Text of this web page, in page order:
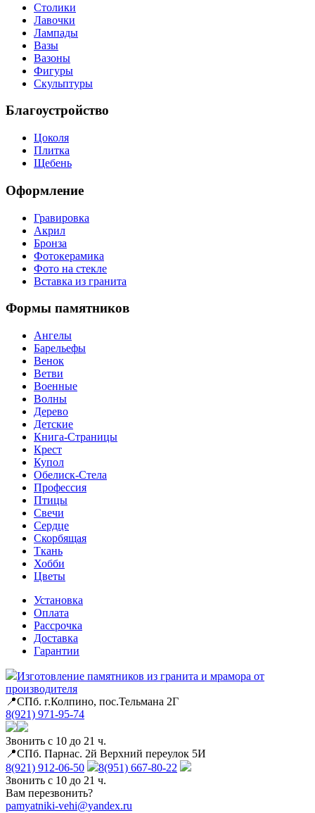
Столики
Лавочки
Лампады
Вазы
Вазоны
Фигуры
Скульптуры
Благоустройство
Цоколя
Плитка
Щебень
Оформление
Гравировка
Акрил
Бронза
Фотокерамика
Фото на стекле
Вставка из гранита
Формы памятников
Ангелы
Барельефы
Венок
Ветви
Военные
Волны
Дерево
Детские
Книга-Страницы
Крест
Купол
Обелиск-Стела
Профессия
Птицы
Свечи
Сердце
Скорбящая
Ткань
Хобби
Цветы
Установка
Оплата
Рассрочка
Доставка
Гарантии
Изготовление памятников из гранита и мрамора от
производителя
📍СПб. г.Колпино, пос.Тельмана 2Г
8(921) 971-95-74
Звонить с 10 до 21 ч.
📍СПб. Парнас. 2й Верхний переулок 5И
8(921) 912-06-50
8(951) 667-80-22
Звонить с 10 до 21 ч.
Вам перезвонить?
pamyatniki-vehi@yandex.ru